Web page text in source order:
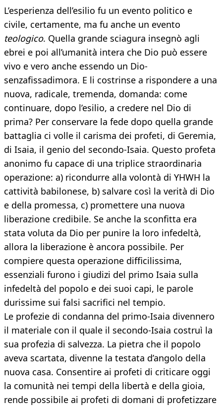
L’esperienza dell’esilio fu un evento politico e
civile, certamente, ma fu anche un evento
teologico. Quella grande sciagura insegnò agli
ebrei e poi all’umanità intera che Dio può essere
vivo e vero anche essendo un Dio-
senzafissadimora. E li costrinse a rispondere a una
nuova, radicale, tremenda, domanda: come
continuare, dopo l’esilio, a credere nel Dio di
prima? Per conservare la fede dopo quella grande
battaglia ci volle il carisma dei profeti, di Geremia,
di Isaia, il genio del secondo-Isaia. Questo profeta
anonimo fu capace di una triplice straordinaria
operazione: a) ricondurre alla volontà di YHWH la
cattività babilonese, b) salvare così la verità di Dio
e della promessa, c) promettere una nuova
liberazione credibile. Se anche la sconfitta era
stata voluta da Dio per punire la loro infedeltà,
allora la liberazione è ancora possibile. Per
compiere questa operazione difficilissima,
essenziali furono i giudizi del primo Isaia sulla
infedeltà del popolo e dei suoi capi, le parole
durissime sui falsi sacrifici nel tempio.
Le profezie di condanna del primo-Isaia divennero
il materiale con il quale il secondo-Isaia costruì la
sua profezia di salvezza. La pietra che il popolo
aveva scartata, divenne la testata d’angolo della
nuova casa. Consentire ai profeti di criticare oggi
la comunità nei tempi della libertà e della gioia,
rende possibile ai profeti di domani di profetizzare